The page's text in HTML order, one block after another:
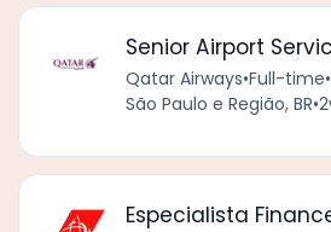
Senior Airport
Qatar Airways•Full-time•
São Paulo e Região, BR•
Especialista